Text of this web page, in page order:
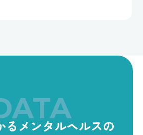
るメンタルヘルスの